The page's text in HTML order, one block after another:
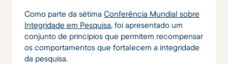
Como parte da sétima Conferência Mundial sobre
Integridade em Pesquisa, foi apresentado um
conjunto de princípios que permitem recompensar
os comportamentos que fortalecem a integridade
da pesquisa.